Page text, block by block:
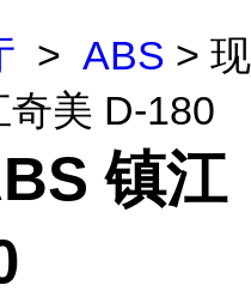
> ABS > 现
美 D-180
镇江